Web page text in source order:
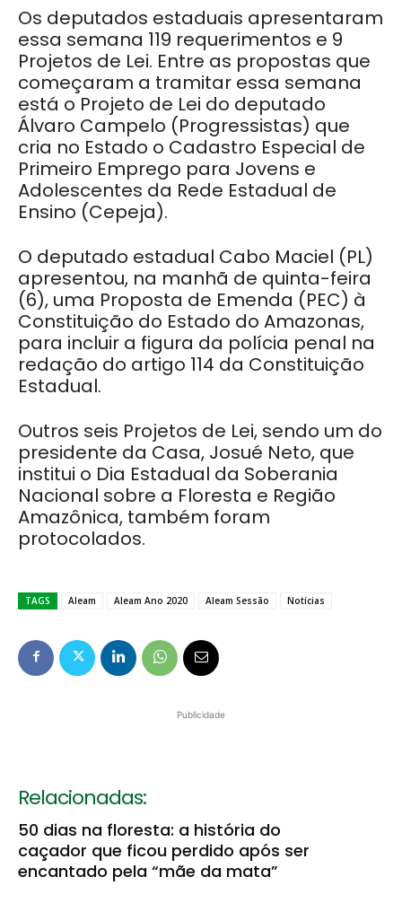
Os deputados estaduais apresentaram
essa semana 119 requerimentos e 9
Projetos de Lei. Entre as propostas que
começaram a tramitar essa semana
está o Projeto de Lei do deputado
Álvaro Campelo (Progressistas) que
cria no Estado o Cadastro Especial de
Primeiro Emprego para Jovens e
Adolescentes da Rede Estadual de
Ensino (Cepeja).
O deputado estadual Cabo Maciel (PL)
apresentou, na manhã de quinta-feira
(6), uma Proposta de Emenda (PEC) à
Constituição do Estado do Amazonas,
para incluir a figura da polícia penal na
redação do artigo 114 da Constituição
Estadual.
Outros seis Projetos de Lei, sendo um do
presidente da Casa, Josué Neto, que
institui o Dia Estadual da Soberania
Nacional sobre a Floresta e Região
Amazônica, também foram
protocolados.
TAGS Aleam Aleam Ano 2020 Aleam Sessão Notícias
Publicidade
Relacionadas:
50 dias na floresta: a história do
caçador que ficou perdido após ser
encantado pela “mãe da mata”